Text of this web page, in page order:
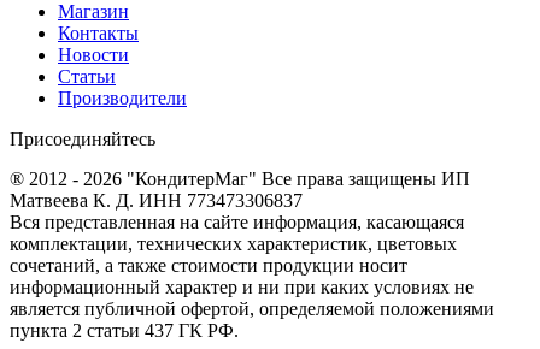
Магазин
Контакты
Новости
Статьи
Производители
Присоединяйтесь
® 2012 - 2026 "КондитерМаг" Все права защищены ИП
Матвеева К. Д. ИНН 773473306837
Вся представленная на сайте информация, касающаяся
комплектации, технических характеристик, цветовых
сочетаний, а также стоимости продукции носит
информационный характер и ни при каких условиях не
является публичной офертой, определяемой положениями
пункта 2 статьи 437 ГК РФ.